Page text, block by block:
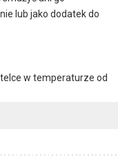
lub jako dodatek do
w temperaturze od